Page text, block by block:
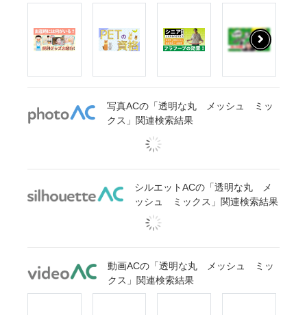
写真ACの「透明な丸 メッシュ ミッ
クス」関連検索結果
シルエットACの「透明な丸 メ
ッシュ ミックス」関連検索結果
動画ACの「透明な丸 メッシュ ミッ
クス」関連検索結果